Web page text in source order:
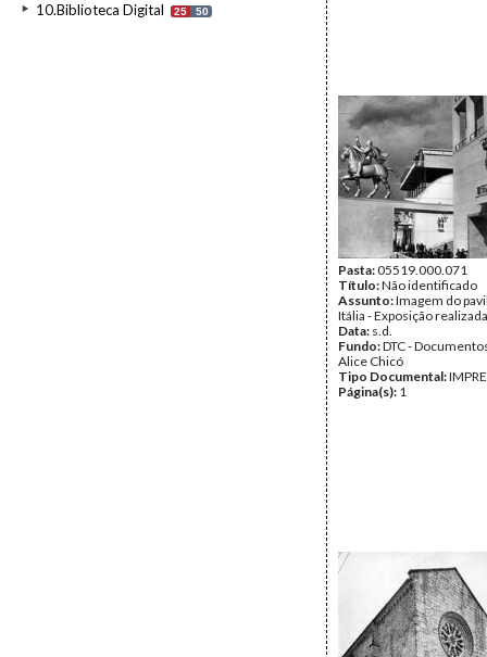
10.Biblioteca Digital 25 50
Pasta:05519.000.071
Título:Não identificado
Assunto:Imagem do
Itália - Exposição
Data: s.d.
Fundo:DTC -
Alice Chicó
Tipo Documental:
Página(s): 1